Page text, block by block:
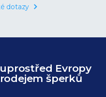
dotazy
Evropy
šperků